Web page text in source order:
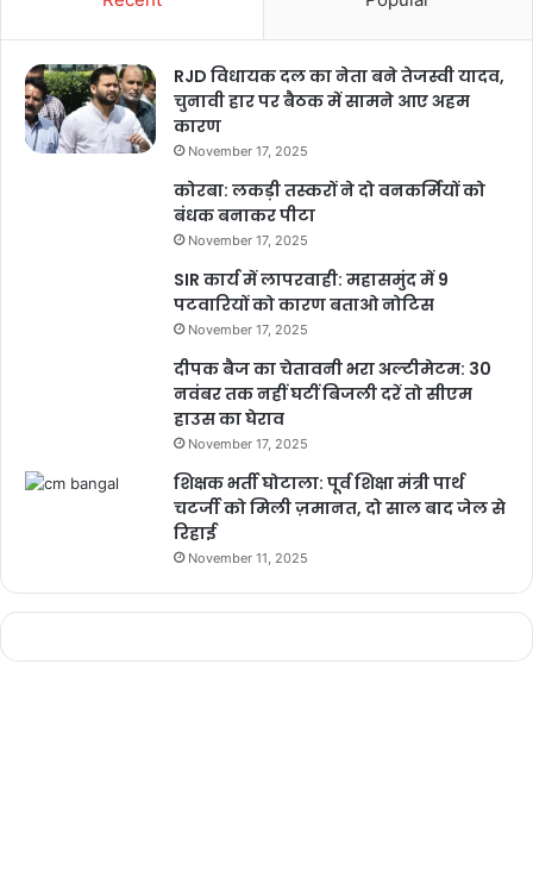
लिए 2023 में यह दूसरा लांच रहा.
वनवेब ने कहा अब हम 616 उपग्रहों को पृथ्वी की कक्षा में पहुंचा चुके हैं.
इनकी बदौलत इस वर्ष के अंत में वैश्विक सेवाओं को लांच किया जा सकेगा.
कंपनी ने कहा कि यह मिशन वनवेब के इतिहास में सबसे महत्वपूर्ण मील के
पत्थर में से एक रहा, जिसने वनवेब बेड़े में 36 सैटेलाइट्स और जोड़े.
इसरो ने कहा कि लांच व्हीकल मिशन 5,805 किलोग्राम वजन वाले 36
पहली पीढ़ी के उपग्रहों को लगभग 87.4 डिग्री के झुकाव के साथ 450
किलोमीटर की गोलाकार कक्षा में स्थापित करेगा.
यह LVM3 की छठी उड़ान रही ISROजिसे पहले जियोसिंक्रोनस
सैटेलाइट लॉन्च व्हीकल MkIII (GSLVMkIII) के रूप में जाना जाता था.
इसमें चंद्रयान -2 सहित लगातार पांच मिशन अंजाम दिए.
Buland Hindustan
RJD विधायक दल का नेता बने तेजस्वी यादव,
चुनावी हार पर बैठक में सामने आए अहम
कारण
November 17, 2025
कोरबा: लकड़ी तस्करों ने दो वनकर्मियों को
बंधक बनाकर पीटा
November 17, 2025
SIR कार्य में लापरवाही: महासमुंद में 9
पटवारियों को कारण बताओ नोटिस
November 17, 2025
दीपक बैज का चेतावनी भरा अल्टीमेटम: 30
नवंबर तक नहीं घटीं बिजली दरें तो सीएम
हाउस का घेराव
November 17, 2025
शिक्षक भर्ती घोटाला: पूर्व शिक्षा मंत्री पार्थ
चटर्जी को मिली ज़मानत, दो साल बाद जेल से
रिहाई
November 11, 2025